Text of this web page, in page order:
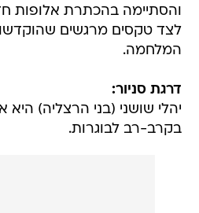
והסתיימה בהכתרת אלופות
לצד טקסים מרגשים שהוקדשו
המלחמה.
דרגת סניור:
יהלי שושני (בני הרצליה)
בקרב-רב לבוגרות.